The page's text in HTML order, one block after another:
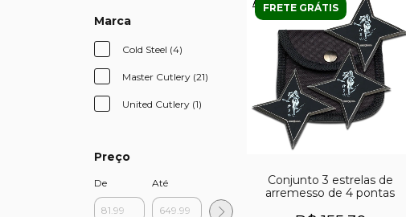
Marca
Cold Steel (4)
Master Cutlery (21)
United Cutlery (1)
Preço
De Até
FRETE GRÁTIS
Conjunto 3 estrelas de
arremesso de 4 pontas